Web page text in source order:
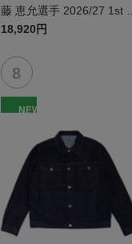
藤 恵允選手 2026/27 1st レ
プリカユニフォーム 半袖
18,920円
NEW